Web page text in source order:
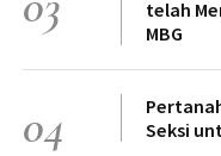
telah
MBG
04
Seksi